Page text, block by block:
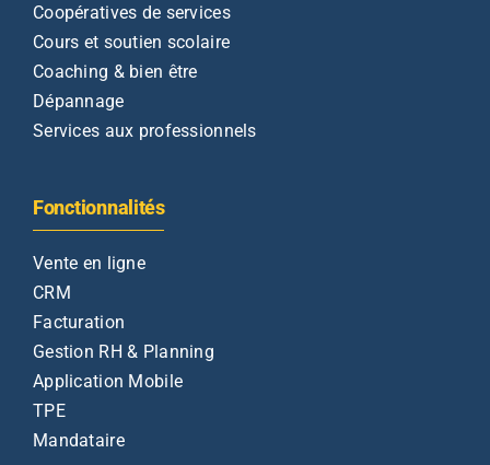
Coopératives de services
Cours et soutien scolaire
Coaching & bien être
Dépannage
Services aux professionnels
Fonctionnalités
Vente en ligne
CRM
Facturation
Gestion RH & Planning
Application Mobile
TPE
Mandataire